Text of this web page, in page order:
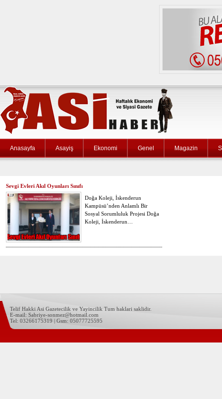
Anasayfa Asayiş Ekonomi Genel Magazin
Sevgi Evleri Akıl Oyunları Sınıfı
Doğa Koleji, İskenderun
Kampüsü’nden Anlamlı Bir
Sosyal Sorumluluk Projesi Doğa
Koleji, İskenderun…
Telif Hakki Asi Gazetecilik ve Yayincilik Tum haklari saklidir.
E-mail: Sabriye-sonmez@hotmail.com
Tel: 03266175319 | Gsm: 05077725595